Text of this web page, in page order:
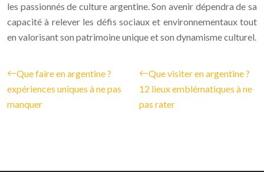
les passionnés de culture argentine. Son avenir dépendra de sa
capacité à relever les défis sociaux et environnementaux tout
en valorisant son patrimoine unique et son dynamisme culturel.
Que faire en argentine ?
expériences uniques à ne pas
manquer
Que visiter en argentine ?
12 lieux emblématiques à ne
pas rater